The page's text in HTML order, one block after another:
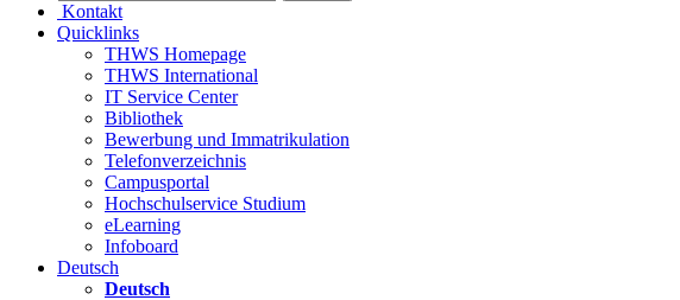
Kontakt
Quicklinks
THWS Homepage
THWS International
IT Service Center
Bibliothek
Bewerbung und Immatrikulation
Telefonverzeichnis
Campusportal
Hochschulservice Studium
eLearning
Infoboard
Deutsch
Deutsch